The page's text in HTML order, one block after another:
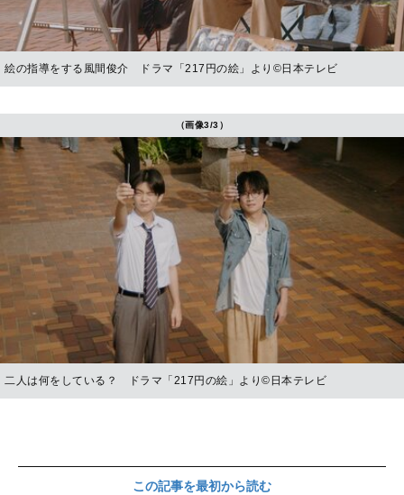
絵の指導をする風間俊介 ドラマ「217円の絵」より©日本テレビ
（画像3/3）
二人は何をしている？ ドラマ「217円の絵」より©日本テレビ
この記事を最初から読む